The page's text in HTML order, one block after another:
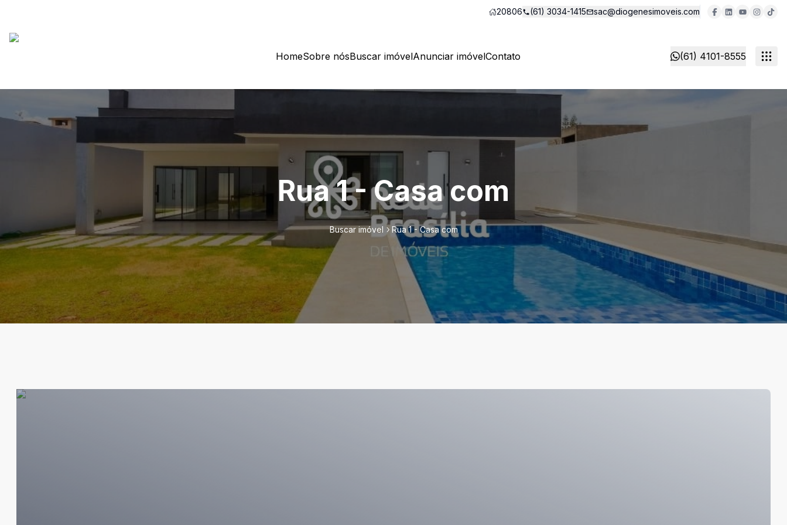
20806 (61) 3034-1415 sac@diogenesimoveis.com
HomeSobre nósBuscar imóvelAnunciar imóvelContato (61) 4101-8555
Rua 1 - Casa com
Buscar imóvel Rua 1 - Casa com